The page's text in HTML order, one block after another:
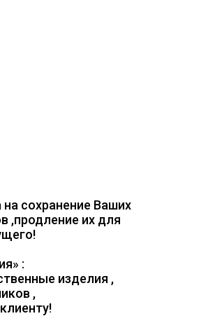
сохранение Ваших
,продление их для
:
изделия ,
,